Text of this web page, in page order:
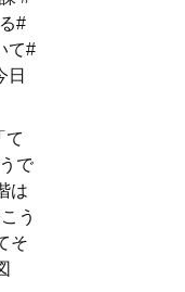
#
て#
日
て
で
は
う
そ